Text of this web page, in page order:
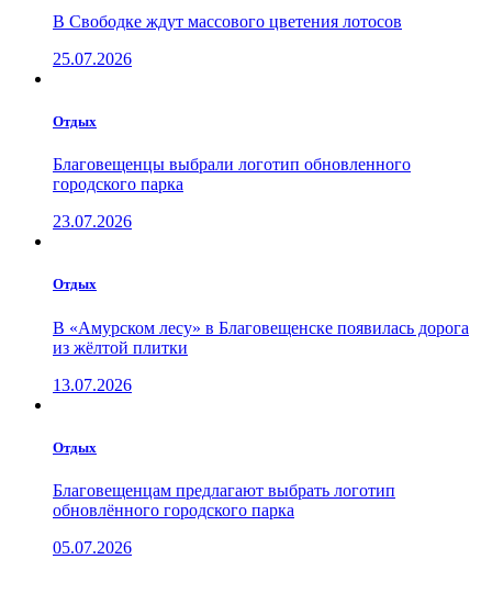
В Свободке ждут массового цветения лотосов
25.07.2026
Отдых
Благовещенцы выбрали логотип обновленного
городского парка
23.07.2026
Отдых
В «Амурском лесу» в Благовещенске появилась дорога
из жёлтой плитки
13.07.2026
Отдых
Благовещенцам предлагают выбрать логотип
обновлённого городского парка
05.07.2026